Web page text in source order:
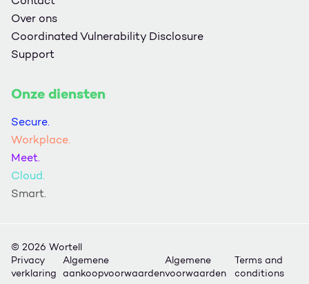
Over ons
Coordinated Vulnerability Disclosure
Support
Onze diensten
Secure.
Workplace.
Meet.
Cloud.
Smart.
© 2026 Wortell
Privacy
verklaring
Algemene
aankoopvoorwaarden
Algemene
voorwaarden
Terms and
conditions